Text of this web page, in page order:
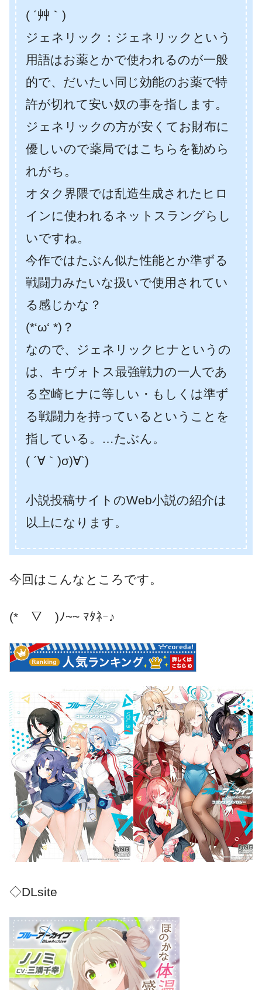
( ´艸｀)
ジェネリック：ジェネリックという
用語はお薬とかで使われるのが一般
的で、だいたい同じ効能のお薬で特
許が切れて安い奴の事を指します。
ジェネリックの方が安くてお財布に
優しいので薬局ではこちらを勧めら
れがち。
オタク界隈では乱造生成されたヒロ
インに使われるネットスラングらし
いですね。
今作ではたぶん似た性能とか準ずる
戦闘力みたいな扱いで使用されてい
る感じかな？
(*‘ω‘ *)？
なので、ジェネリックヒナというの
は、キヴォトス最強戦力の一人であ
る空崎ヒナに等しい・もしくは準ず
る戦闘力を持っているということを
指している。…たぶん。
( ´∀｀)σ)∀`)
小説投稿サイトのWeb小説の紹介は
以上になります。
今回はこんなところです。
(*￣▽￣)ﾉ~~ ﾏﾀﾈｰ♪
◇DLsite